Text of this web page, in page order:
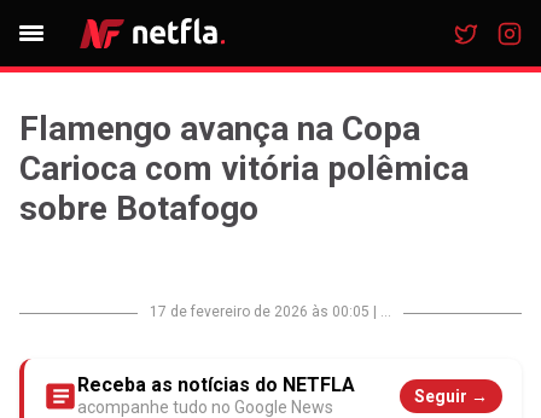
Flamengo avança na Copa
Carioca com vitória polêmica
sobre Botafogo
17 de fevereiro de 2026 às 00:05 ...
Receba as notícias do NETFLA
acompanhe tudo no Google News
Seguir →